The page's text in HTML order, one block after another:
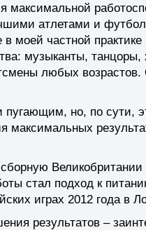
максимальной
атлетами и
моей частной практике
музыканты, танцоры,
любых
пугающим, но, по сути,
максимальных
стал подход к
играх 2012 года в
результатов –